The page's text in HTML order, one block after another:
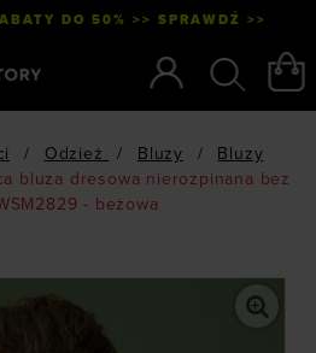
DO 50% >> SPRAWDŹ >>
/ Odzież / Bluzy /
Bluzy
bluza dresowa nierozpinana bez
- beżowa